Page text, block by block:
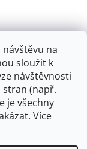
na
sloužit k
návštěvnosti
(např.
je všechny
Více